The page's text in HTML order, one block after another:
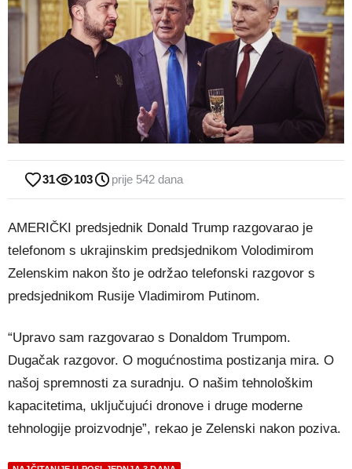
31 103 prije 542 dana
AMERIČKI predsjednik Donald Trump razgovarao je
telefonom s ukrajinskim predsjednikom Volodimirom
Zelenskim nakon što je održao telefonski razgovor s
predsjednikom Rusije Vladimirom Putinom.
“Upravo sam razgovarao s Donaldom Trumpom.
Dugačak razgovor. O mogućnostima postizanja mira. O
našoj spremnosti za suradnju. O našim tehnološkim
kapacitetima, uključujući dronove i druge moderne
tehnologije proizvodnje”, rekao je Zelenski nakon poziva.